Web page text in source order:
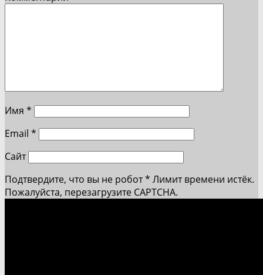
Имя *
Email *
Сайт
Подтвердите, что вы не робот* Лимит времени истёк.
Пожалуйста, перезагрузите CAPTCHA.